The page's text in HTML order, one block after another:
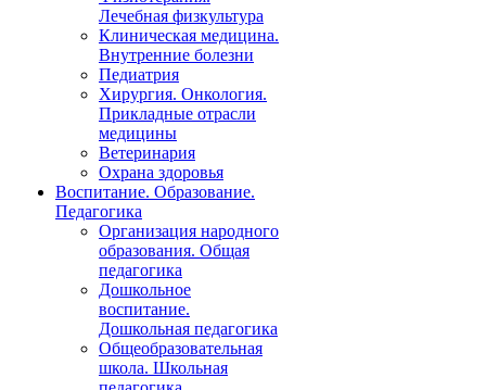
Лечебная физкультура
Клиническая медицина.
Внутренние болезни
Педиатрия
Хирургия. Онкология.
Прикладные отрасли
медицины
Ветеринария
Охрана здоровья
Воспитание. Образование.
Педагогика
Организация народного
образования. Общая
педагогика
Дошкольное
воспитание.
Дошкольная педагогика
Общеобразовательная
школа. Школьная